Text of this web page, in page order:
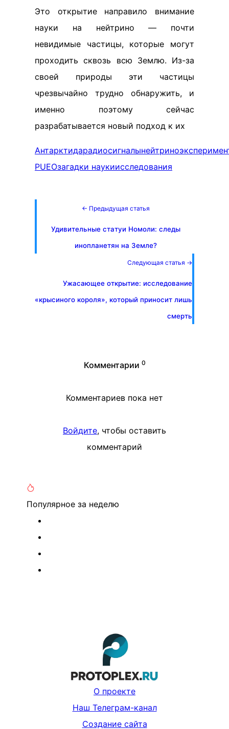
Это открытие направило внимание
науки на нейтрино — почти
невидимые частицы, которые могут
проходить сквозь всю Землю. Из-за
своей природы эти частицы
чрезвычайно трудно обнаружить, и
именно поэтому сейчас
разрабатывается новый подход к их
Антарктидарадиосигналынейтрино
PUEOзагадки наукиисследования
← Предыдущая статья
Удивительные статуи Номоли: следы
инопланетян на Земле?
Следующая статья →
Ужасающее открытие: исследование
«крысиного короля», который приносит лишь
смерть
Комментарии 0
Комментариев пока нет
Войдите, чтобы оставить
комментарий
Популярное за неделю
О проекте
Наш Телеграм-канал
Создание сайта